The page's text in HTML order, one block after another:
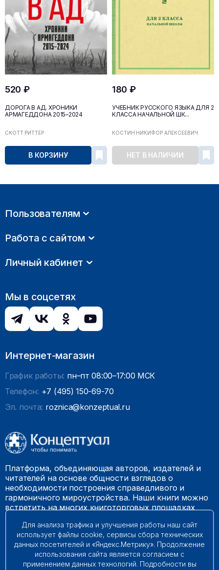
520 ₽
ДОРОГА В АД. ХРОНИКИ
АРМАГЕДДОНА 2015–2024
СКОТТ РИТТЕР
В КОРЗИНУ
180 ₽
УЧЕБНИК РУССКОГО ЯЗЫКА ДЛЯ 2
КЛАССА НАЧАЛЬНОЙ ШК...
КОСТИН НИКИФОР АЛЕКСЕЕВИЧ
НЕТ В НАЛИЧИИ
Пользователям
Работа с сайтом
Личный кабинет
Мы в соцсетях
Интернет-магазин
График работы: пн–пт 08:00–17:00 МСК
Телефон: +7 (495) 150-69-70
Эл. почта: roznica@konzeptual.ru
Платформа, объединяющая авторов, издателей и
читателей на основе общности взглядов о
необходимости построения справедливого и
гармоничного мироустройства. Наши книги можно
встретить на многих книготорговых площадках
© 2009 – 2026. Все права защищены.
Для анализа трафика и улучшения работы наш сайт
использует файлы cookie, сервисы сбора технических
данных посетителей и «Яндекс.Метрику». Продолжение
использования сайта является согласием с
применением данных технологий. Подробности вы